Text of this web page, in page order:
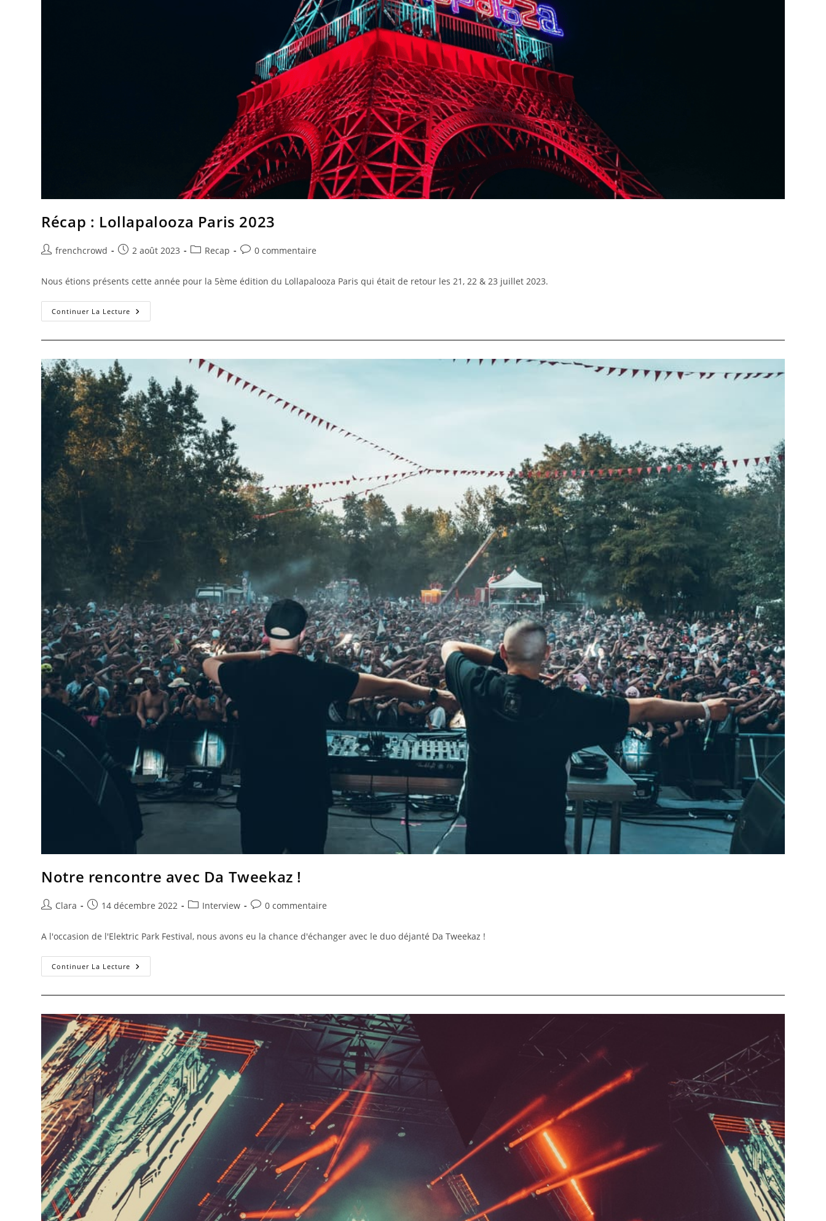
Récap : Lollapalooza Paris 2023
frenchcrowd 2 août 2023 Recap 0 commentaire
Nous étions présents cette année pour la 5ème édition du Lollapalooza Paris qui était de retour les 21, 22 & 23 juillet 2023.
Continuer La Lecture
Notre rencontre avec Da Tweekaz !
Clara 14 décembre 2022 Interview 0 commentaire
A l'occasion de l'Elektric Park Festival, nous avons eu la chance d'échanger avec le duo déjanté Da Tweekaz !
Continuer La Lecture